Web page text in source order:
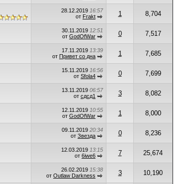
28.12.2019 16:57
от Frakt 1 8,704
30.11.2019 12:51
от GodOfWar 0 7,517
17.11.2019 13:39
от Привет со дна 1 7,685
15.11.2019 16:56
от Sfola4 0 7,699
13.11.2019 06:57
от сдсд1 3 8,082
12.11.2019 10:55
от GodOfWar 1 8,000
09.11.2019 20:34
от Звезда 0 8,236
12.03.2019 13:15
от 6iwe6 7 25,674
26.02.2019 15:38
от Outlaw Darkness 3 10,190